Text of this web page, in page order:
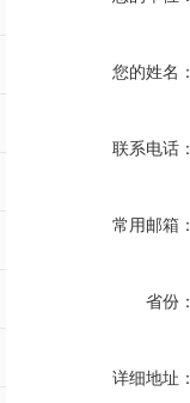
您的姓名：
联系电话：
常用邮箱：
省份：
详细地址：